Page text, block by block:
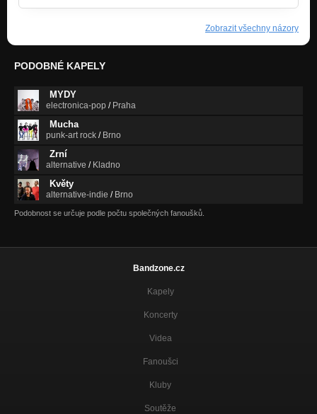
Zobrazit všechny názory
PODOBNÉ KAPELY
MYDY
electronica-pop / Praha
Mucha
punk-art rock / Brno
Zrní
alternative / Kladno
Květy
alternative-indie / Brno
Podobnost se určuje podle počtu společných fanoušků.
Bandzone.cz
Kapely
Koncerty
Videa
Fanoušci
Kluby
Soutěže